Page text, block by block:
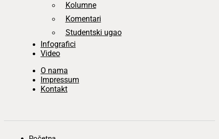
Kolumne
Komentari
Studentski ugao
Infografici
Video
O nama
Impressum
Kontakt